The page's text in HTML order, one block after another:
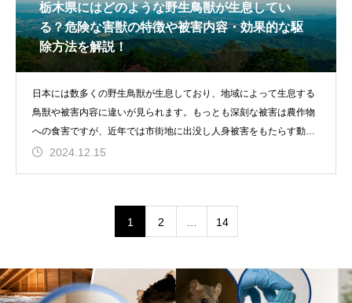
栃木県にはどのような野生鳥獣が生息してい
る？危険な害獣の特徴や被害内容・効果的な駆
除方法を解説！
日本には数多くの野生鳥獣が生息しており、地域によって生息する
鳥獣や被害内容に違いが見られます。もっとも深刻な被害は農作物
への食害ですが、近年では市街地に出没し人身被害をもたらす動物
や家屋に棲
2024.12.15
1 2 14